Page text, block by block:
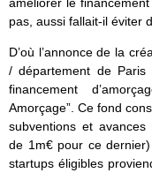
améliorer le
pas, aussi fallait-il éviter
D’où l’annonce de la
/ département de
financement
Amorçage”. Ce fond
subventions et avances
de 1m€ pour ce
startups éligibles